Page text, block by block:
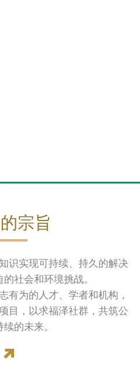
宗旨
识实现可持续、持久的解决
社会和环境挑战。
有为的人才、学者和机构，
目，以求福泽社群，共筑公
的未来。